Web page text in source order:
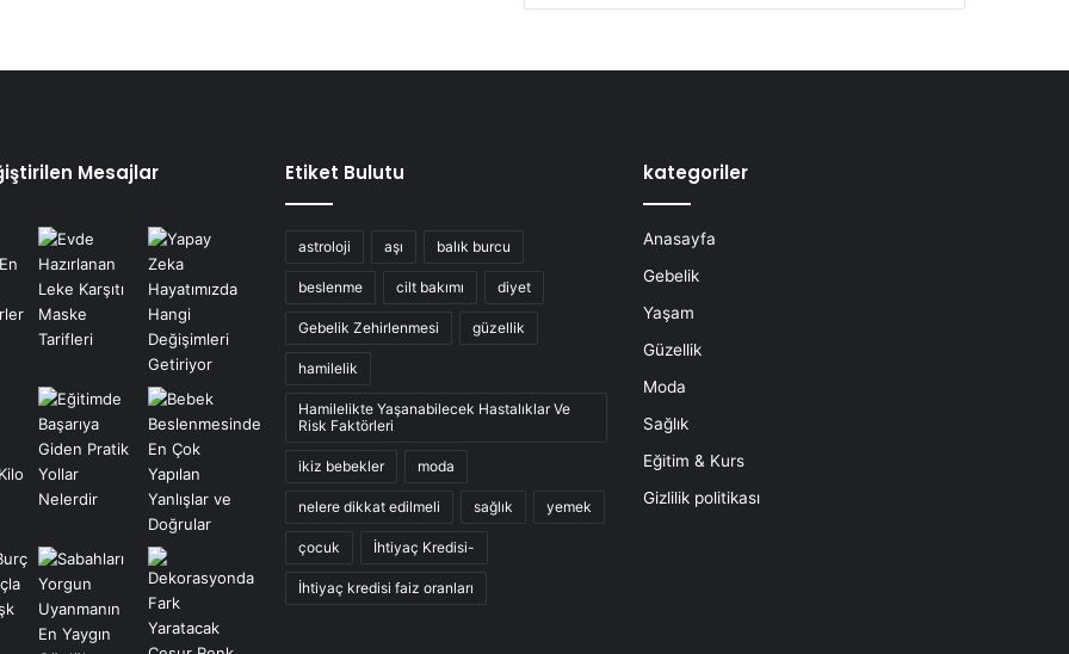
Mesajlar Etiket Bulutu
astroloji aşı balık burcu
beslenme cilt bakımı diyet
Gebelik Zehirlenmesi güzellik
hamilelik
Hamilelikte Yaşanabilecek Hastalıklar Ve
Risk Faktörleri
ikiz bebekler moda
nelere dikkat edilmeli sağlık yemek
çocuk İhtiyaç Kredisi-
İhtiyaç kredisi faiz oranları
kategoriler
Anasayfa
Gebelik
Yaşam
Güzellik
Moda
Sağlık
Eğitim & Kurs
Gizlilik politikası